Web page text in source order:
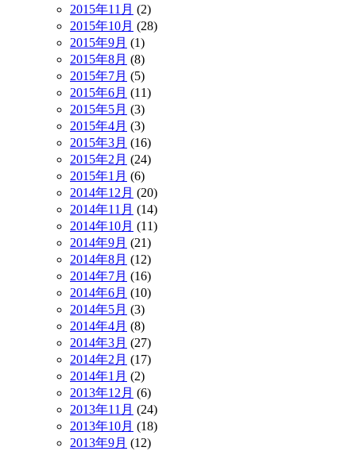
2015年11月 (2)
2015年10月 (28)
2015年9月 (1)
2015年8月 (8)
2015年7月 (5)
2015年6月 (11)
2015年5月 (3)
2015年4月 (3)
2015年3月 (16)
2015年2月 (24)
2015年1月 (6)
2014年12月 (20)
2014年11月 (14)
2014年10月 (11)
2014年9月 (21)
2014年8月 (12)
2014年7月 (16)
2014年6月 (10)
2014年5月 (3)
2014年4月 (8)
2014年3月 (27)
2014年2月 (17)
2014年1月 (2)
2013年12月 (6)
2013年11月 (24)
2013年10月 (18)
2013年9月 (12)